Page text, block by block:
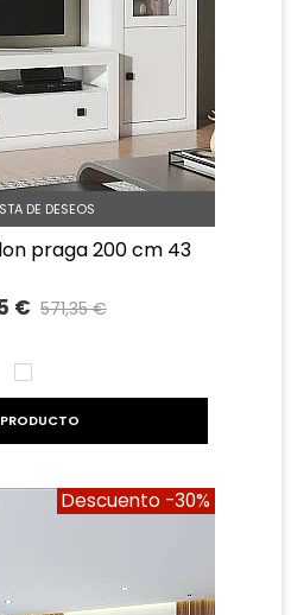
DE DESEOS
praga 200 cm 43
€ 571,35 €
BLANCO
Descuento -30%